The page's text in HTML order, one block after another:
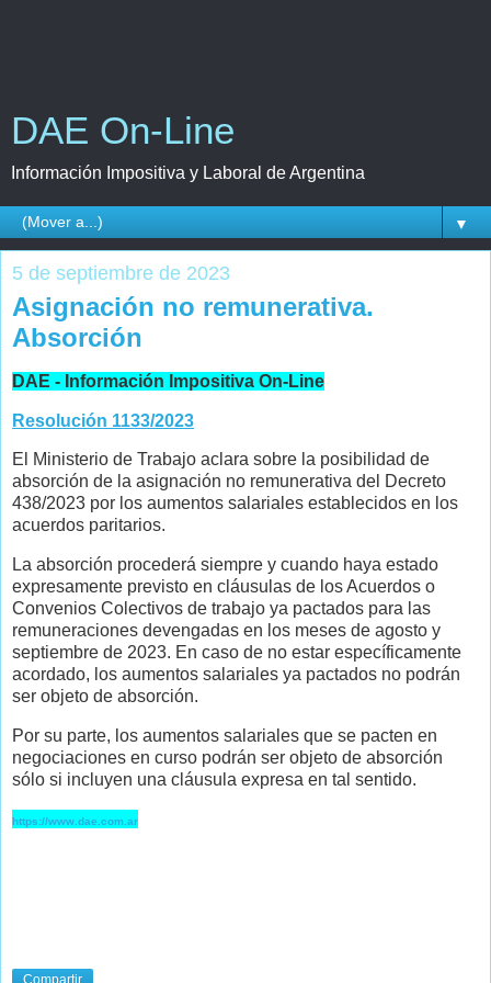
DAE On-Line
Información Impositiva y Laboral de Argentina
▼
5 de septiembre de 2023
Asignación no remunerativa.
Absorción
DAE - Información Impositiva On-Line
Resolución 1133/2023
El Ministerio de Trabajo aclara sobre la posibilidad de
absorción de la asignación no remunerativa del Decreto
438/2023 por los aumentos salariales establecidos en los
acuerdos paritarios.
La absorción procederá siempre y cuando haya estado
expresamente previsto en cláusulas de los Acuerdos o
Convenios Colectivos de trabajo ya pactados para las
remuneraciones devengadas en los meses de agosto y
septiembre de 2023. En caso de no estar específicamente
acordado, los aumentos salariales ya pactados no podrán
ser objeto de absorción.
Por su parte, los aumentos salariales que se pacten en
negociaciones en curso podrán ser objeto de absorción
sólo si incluyen una cláusula expresa en tal sentido.
https://www.dae.com.ar